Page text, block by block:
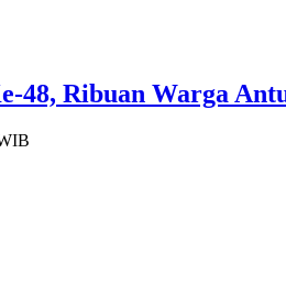
48, Ribuan Warga